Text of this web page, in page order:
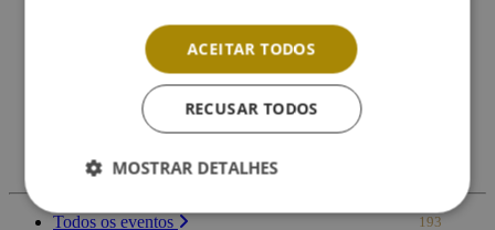
Informação geral
Novas Tecnologias
Turismo
Todos os eventos 193
ACEITAR TODOS
RECUSAR TODOS
MOSTRAR DETALHES